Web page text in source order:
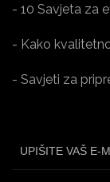
- 10 Savjeta za
- Kako
- Savjeti za